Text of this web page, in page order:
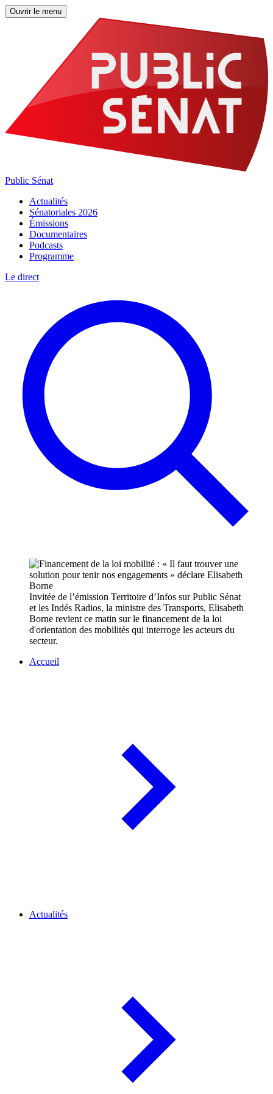
Ouvrir le menu
Public Sénat
Actualités
Sénatoriales 2026
Émissions
Documentaires
Podcasts
Programme
Le direct
Invitée de l’émission Territoire d’Infos sur Public Sénat
et les Indés Radios, la ministre des Transports, Elisabeth
Borne revient ce matin sur le financement de la loi
d'orientation des mobilités qui interroge les acteurs du
secteur.
Accueil
Actualités